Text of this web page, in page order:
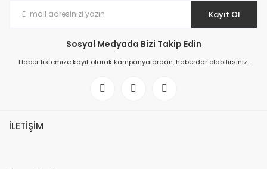
Kayıt Ol
Sosyal Medyada Bizi Takip Edin
Haber listemize kayıt olarak kampanyalardan, haberdar olabilirsiniz.
İLETİŞİM